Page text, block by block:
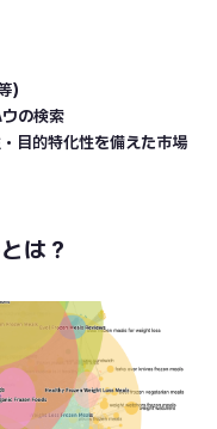
の検索
目的特化性を備えた市場
は？